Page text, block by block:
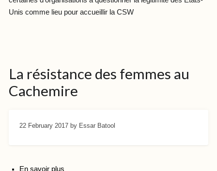
Unis comme lieu pour accueillir la CSW
La résistance des femmes au
Cachemire
22 February 2017 by Essar Batool
En savoir plus